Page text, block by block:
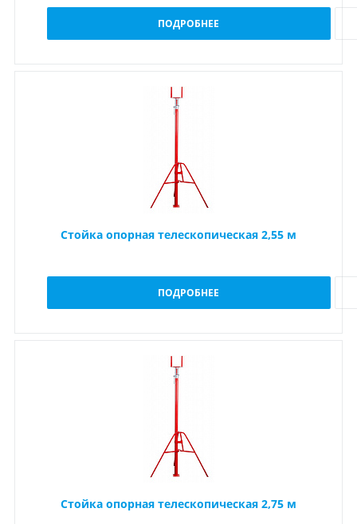
ПОДРОБНЕЕ
Стойка опорная телескопическая 2,55 м
ПОДРОБНЕЕ
Стойка опорная телескопическая 2,75 м